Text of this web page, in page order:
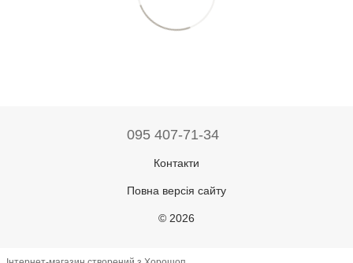
095 407-71-34
Контакти
Повна версія сайту
© 2026